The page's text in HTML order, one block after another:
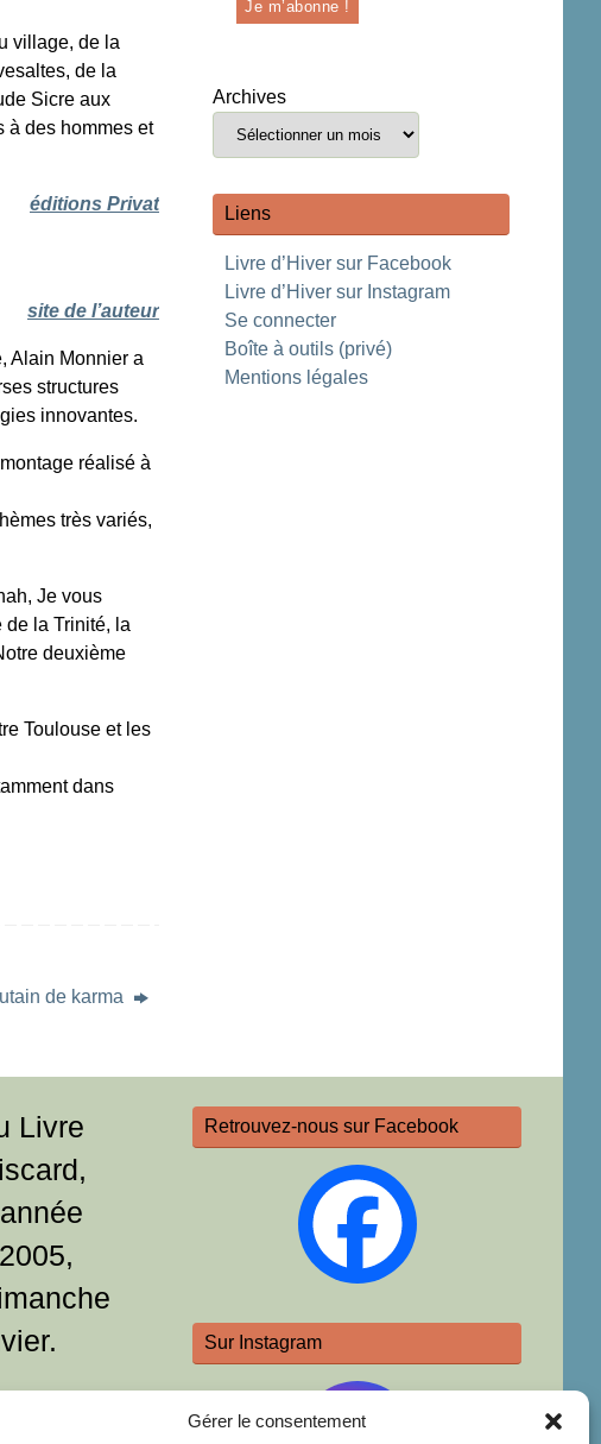
Gérer le consentement
village, de la
de la
Sicre aux
à des hommes et
éditions Privat
site de l’auteur
Alain Monnier a
structures
innovantes.
réalisé à
très variés,
Je vous
la Trinité, la
deuxième
Toulouse et les
dans
de karma
Archives
Liens
Livre d’Hiver sur Facebook
Livre d’Hiver sur Instagram
Se connecter
Boîte à outils (privé)
Mentions légales
Livre
Retrouvez-nous sur Facebook
Sur Instagram